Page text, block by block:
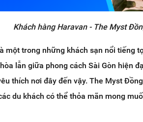
Khách hàng Haravan - The Myst
một trong những khách sạn nổi tiếng
lẫn giữa phong cách Sài Gòn hiện
thích nơi đây đến vậy. The Myst
du khách có thể thỏa mãn mong